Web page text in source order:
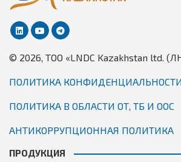
© 2026, TОО «LNDC Kazakhstan ltd.
ПОЛИТИКА
ПОЛИТИКА В ОБЛАСТИ ОТ, ТБ И ООС
АНТИКОРРУПЦИОННАЯ ПОЛИТИКА
ПРОДУКЦИЯ